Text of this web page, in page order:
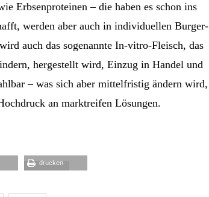
Erbsenproteinen – die haben es schon ins
werden aber auch in individuellen Burger-
auch das sogenannte In-vitro-Fleisch, das
hergestellt wird, Einzug in Handel und
– was sich aber mittelfristig ändern wird,
an marktreifen Lösungen.
drucken